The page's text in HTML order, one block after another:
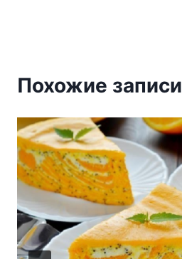
Похожие записи